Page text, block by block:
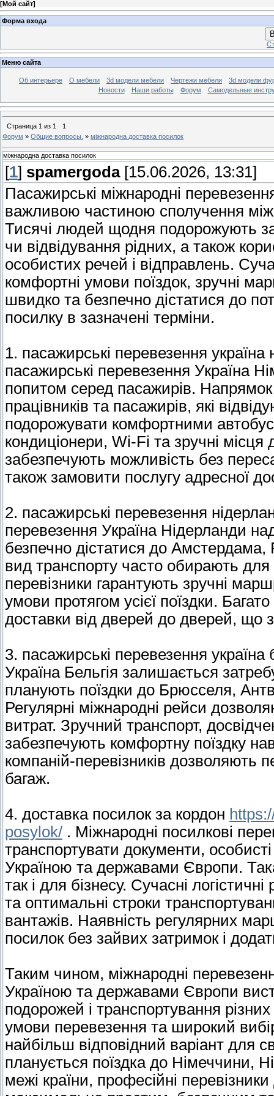
[Мой сайт]
Форма входа
Меню сайта
Об интерьере О мебели 3d модели мебели Чертежи мебели
3d модели
Новости
Наши работы Форум Самодельные
Страница 1 из 1
1
Форум » Общие вопросы. » міжнародна доставка посилок
міжнародна доставка посилок
[1] spamergoda[15.06.2026, 13:31]
Пасажирські міжнародні
важливою частиною сполучення
Тисячі людей щодня подорожують
чи відвідування рідних, а також
особистих речей і відправлень.
комфортні умови поїздок, зручні
швидко та безпечно дістатися до
посилку в зазначені терміни.
1. пасажирські перевезення
пасажирські перевезення Україна
попитом серед пасажирів. Напрямок
працівників та пасажирів, які
подорожувати комфортними
кондиціонери, Wi-Fi та зручні місця
забезпечують можливість без
також замовити послугу адресної
2. пасажирські перевезення
перевезення Україна Нідерланди
безпечно дістатися до
вид транспорту часто обирають
перевізники гарантують зручні
умови протягом усієї поїздки.
доставки від дверей до дверей, що
3. пасажирські перевезення
Україна Бельгія залишається
планують поїздки до Брюсселя,
Регулярні міжнародні рейси
витрат. Зручний транспорт,
забезпечують комфортну поїздку
компаній-перевізників дозволяють
багаж.
4. доставка посилок за кордон
posylok/ . Міжнародні посилкові
транспортувати документи,
Україною та державами Європи.
так і для бізнесу. Сучасні
та оптимальні строки
вантажів. Наявність регулярних
посилок без зайвих затримок і
Таким чином, міжнародні
Україною та державами Європи
подорожей і транспортування
умови перевезення та широкий
найбільш відповідний варіант для
планується поїздка до Німеччини,
межі країни, професійні